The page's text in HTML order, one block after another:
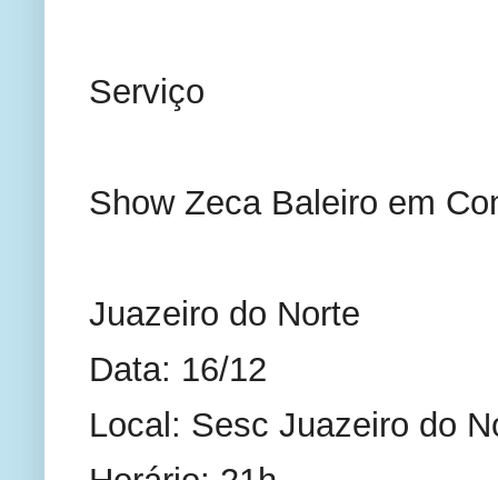
Serviço
Show Zeca Baleiro em
Juazeiro do Norte
Data: 16/12
Local: Sesc Juazeiro do